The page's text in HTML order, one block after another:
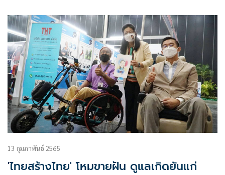
หนังสือเพื่อขอให้สภาทนายความช่วยเหลือทางกฎหมาย กรณี
สายการบินต่างชาติแห่งหนึ่งปฏิเสธไม่ให้เดินทาง
13 กุมภาพันธ์ 2565
'ไทยสร้างไทย' โหมขายฝัน ดูแลเกิดยันแก่